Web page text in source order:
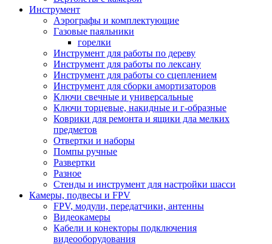
Инструмент
Аэрографы и комплектующие
Газовые паяльники
горелки
Инструмент для работы по дереву
Инструмент для работы по лексану
Инструмент для работы со сцеплением
Инструмент для сборки амортизаторов
Ключи свечные и универсальные
Ключи торцевые, накидные и г-образные
Коврики для ремонта и ящики дла мелких
предметов
Отвертки и наборы
Помпы ручные
Развертки
Разное
Стенды и инструмент для настройки шасси
Камеры, подвесы и FPV
FPV, модули, передатчики, антенны
Видеокамеры
Кабели и конекторы подключения
видеооборудования